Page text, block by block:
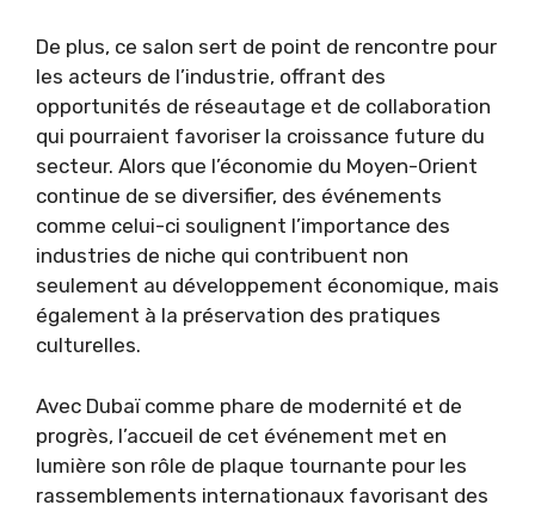
De plus, ce salon sert de point de rencontre pour
les acteurs de l’industrie, offrant des
opportunités de réseautage et de collaboration
qui pourraient favoriser la croissance future du
secteur. Alors que l’économie du Moyen-Orient
continue de se diversifier, des événements
comme celui-ci soulignent l’importance des
industries de niche qui contribuent non
seulement au développement économique, mais
également à la préservation des pratiques
culturelles.
Avec Dubaï comme phare de modernité et de
progrès, l’accueil de cet événement met en
lumière son rôle de plaque tournante pour les
rassemblements internationaux favorisant des